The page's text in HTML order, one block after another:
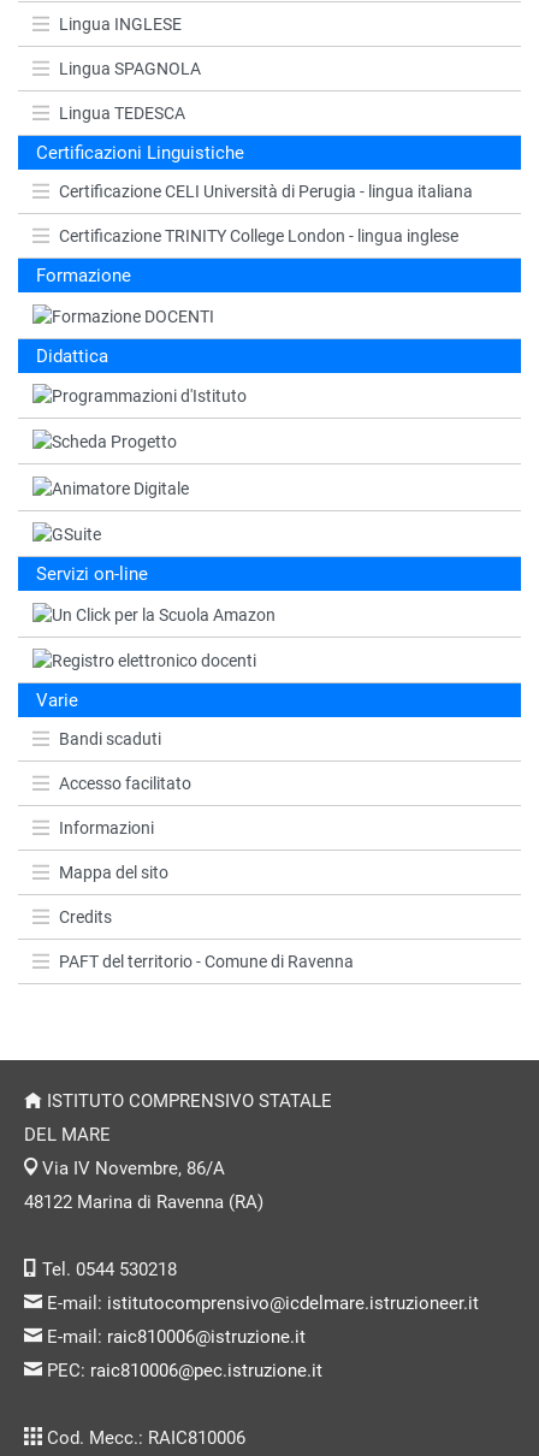
Lingua INGLESE
Lingua SPAGNOLA
Lingua TEDESCA
Certificazioni Linguistiche
Certificazione CELI Università di Perugia - lingua italiana
Certificazione TRINITY College London - lingua inglese
Formazione
Didattica
Servizi on-line
Varie
Bandi scaduti
Accesso facilitato
Informazioni
Mappa del sito
Credits
PAFT del territorio - Comune di Ravenna
ISTITUTO COMPRENSIVO STATALE
DEL MARE
Via IV Novembre, 86/A
48122 Marina di Ravenna (RA)
Tel. 0544 530218
E-mail: istitutocomprensivo@icdelmare.istruzioneer.it
E-mail: raic810006@istruzione.it
PEC: raic810006@pec.istruzione.it
Cod. Mecc.: RAIC810006